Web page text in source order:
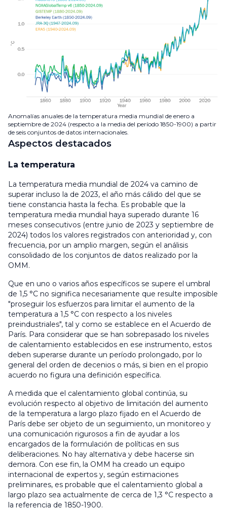
Anomalías anuales de la temperatura media mundial de enero a
septiembre de 2024 (respecto a la media del período 1850-1900) a partir
de seis conjuntos de datos internacionales.
Aspectos destacados
La temperatura
La temperatura media mundial de 2024 va camino de
superar incluso la de 2023, el año más cálido del que se
tiene constancia hasta la fecha. Es probable que la
temperatura media mundial haya superado durante 16
meses consecutivos (entre junio de 2023 y septiembre de
2024) todos los valores registrados con anterioridad y, con
frecuencia, por un amplio margen, según el análisis
consolidado de los conjuntos de datos realizado por la
OMM.
Que en uno o varios años específicos se supere el umbral
de 1,5 °C no significa necesariamente que resulte imposible
"proseguir los esfuerzos para limitar el aumento de la
temperatura a 1,5 °C con respecto a los niveles
preindustriales", tal y como se establece en el Acuerdo de
París. Para considerar que se han sobrepasado los niveles
de calentamiento establecidos en ese instrumento, estos
deben superarse durante un período prolongado, por lo
general del orden de decenios o más, si bien en el propio
acuerdo no figura una definición específica.
A medida que el calentamiento global continúa, su
evolución respecto al objetivo de limitación del aumento
de la temperatura a largo plazo fijado en el Acuerdo de
París debe ser objeto de un seguimiento, un monitoreo y
una comunicación rigurosos a fin de ayudar a los
encargados de la formulación de políticas en sus
deliberaciones. No hay alternativa y debe hacerse sin
demora. Con ese fin, la OMM ha creado un equipo
internacional de expertos y, según estimaciones
preliminares, es probable que el calentamiento global a
largo plazo sea actualmente de cerca de 1,3 °C respecto a
la referencia de 1850-1900.